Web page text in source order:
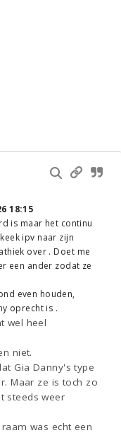
18:15
is maar het continu
ipv naar zijn
over . Doet me
een ander zodat ze
even houden,
oprecht is .
wel heel
niet.
Gia Danny's type
Maar ze is toch zo
steeds weer
was echt een